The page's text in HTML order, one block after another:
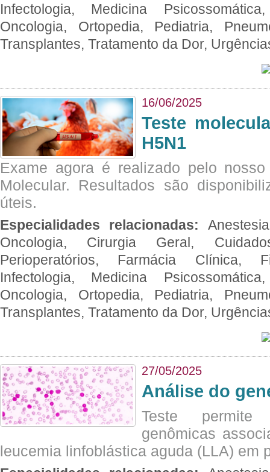
Infectologia, Medicina
Oncologia, Ortopedia, Pediatria,
Transplantes, Tratamento da Dor,
16/06/2025
Teste
H5N1
Exame agora é realizado pelo
Molecular. Resultados são
úteis.
Especialidades relacionadas:
Oncologia, Cirurgia Geral,
Perioperatórios, Farmácia Clínica,
Infectologia, Medicina
Oncologia, Ortopedia, Pediatria,
Transplantes, Tratamento da Dor,
27/05/2025
Análise do
Teste permite
genômicas
leucemia linfoblástica aguda (LLA) em